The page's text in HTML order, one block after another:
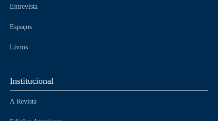
Entrevista
Espaços
Livros
Institucional
A Revista